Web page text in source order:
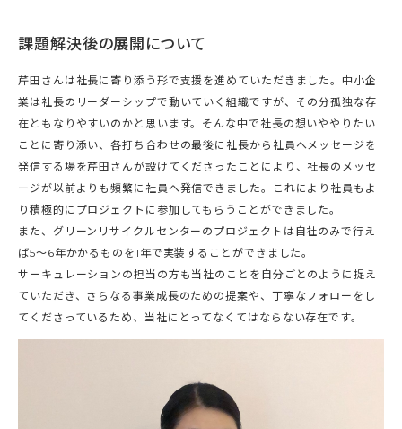
課題解決後の展開について
芹田さんは社長に寄り添う形で支援を進めていただきました。中小企
業は社長のリーダーシップで動いていく組織ですが、その分孤独な存
在ともなりやすいのかと思います。そんな中で社長の想いややりたい
ことに寄り添い、各打ち合わせの最後に社長から社員へメッセージを
発信する場を芹田さんが設けてくださったことにより、社長のメッセ
ージが以前よりも頻繁に社員へ発信できました。これにより社員もよ
り積極的にプロジェクトに参加してもらうことができました。
また、グリーンリサイクルセンターのプロジェクトは自社のみで行え
ば5〜6年かかるものを1年で実装することができました。
サーキュレーションの担当の方も当社のことを自分ごとのように捉え
ていただき、さらなる事業成長のための提案や、丁寧なフォローをし
てくださっているため、当社にとってなくてはならない存在です。